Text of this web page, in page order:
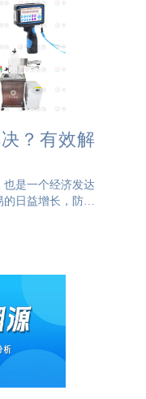
？有效解
是一个经济发达
日益增长，防窜
自将商品转卖给